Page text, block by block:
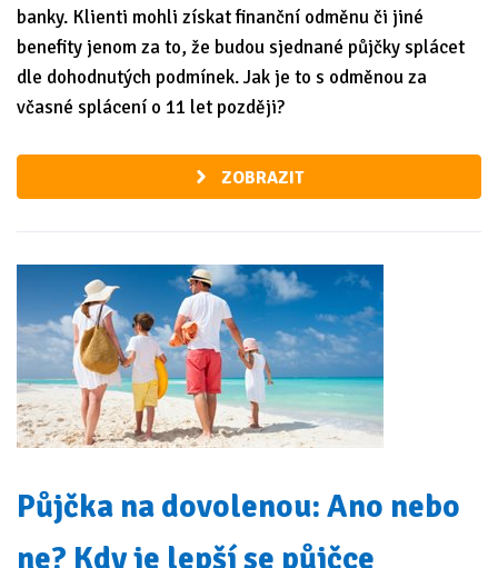
banky. Klienti mohli získat finanční odměnu či jiné
benefity jenom za to, že budou sjednané půjčky splácet
dle dohodnutých podmínek. Jak je to s odměnou za
včasné splácení o 11 let později?
ZOBRAZIT
Půjčka na dovolenou: Ano nebo
ne? Kdy je lepší se půjčce